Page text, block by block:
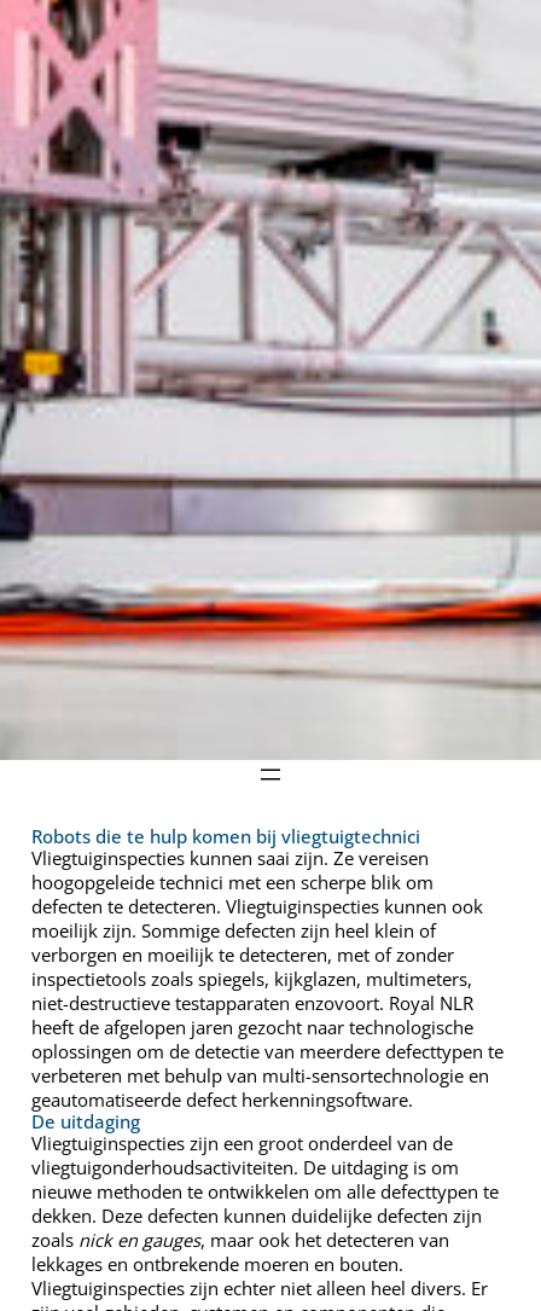
Robots die te hulp komen bij vliegtuigtechnici
Vliegtuiginspecties kunnen saai zijn. Ze vereisen
hoogopgeleide technici met een scherpe blik om
defecten te detecteren. Vliegtuiginspecties kunnen ook
moeilijk zijn. Sommige defecten zijn heel klein of
verborgen en moeilijk te detecteren, met of zonder
inspectietools zoals spiegels, kijkglazen, multimeters,
niet-destructieve testapparaten enzovoort. Royal NLR
heeft de afgelopen jaren gezocht naar technologische
oplossingen om de detectie van meerdere defecttypen te
verbeteren met behulp van multi-sensortechnologie en
geautomatiseerde defect herkenningsoftware.
De uitdaging
Vliegtuiginspecties zijn een groot onderdeel van de
vliegtuigonderhoudsactiviteiten. De uitdaging is om
nieuwe methoden te ontwikkelen om alle defecttypen te
dekken. Deze defecten kunnen duidelijke defecten zijn
zoals nick en gauges, maar ook het detecteren van
lekkages en ontbrekende moeren en bouten.
Vliegtuiginspecties zijn echter niet alleen heel divers. Er